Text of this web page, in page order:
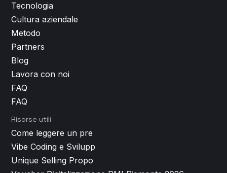
Tecnologia
Cultura aziendale
Metodo
Partners
Blog
Lavora con noi
FAQ
FAQ
Risorse utili